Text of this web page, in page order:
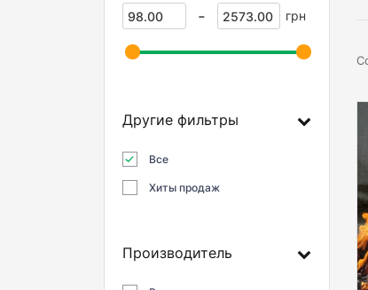
- грн
Другие фильтры
Все
Хиты продаж
Производитель